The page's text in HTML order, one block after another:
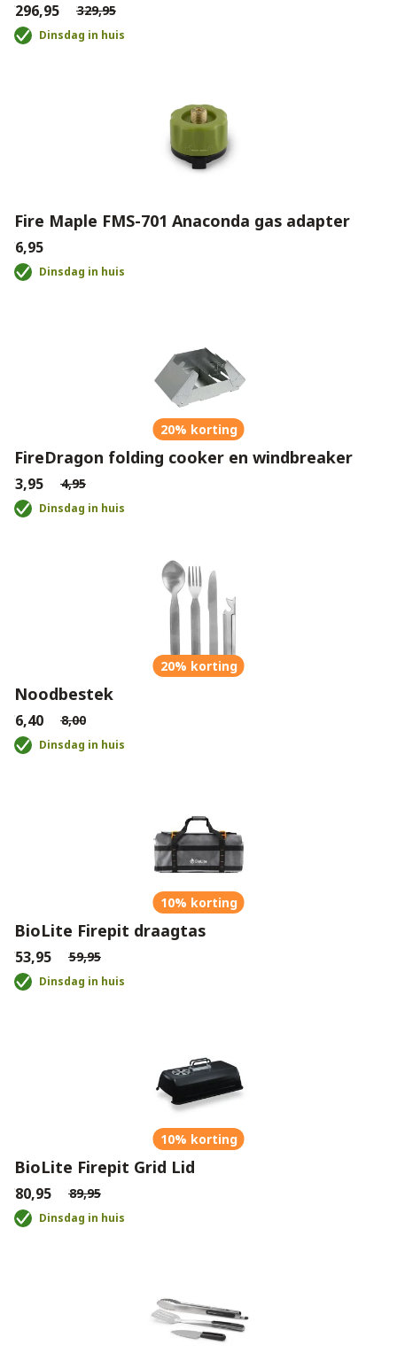
€296,95 €329,95
Dinsdag in huis
Fire Maple FMS-701 Anaconda gas adapter
€6,95
Dinsdag in huis
20% korting
FireDragon folding cooker en windbreaker
€3,95 €4,95
Dinsdag in huis
20% korting
Noodbestek
€6,40 €8,00
Dinsdag in huis
10% korting
BioLite Firepit draagtas
€53,95 €59,95
Dinsdag in huis
10% korting
BioLite Firepit Grid Lid
€80,95 €89,95
Dinsdag in huis